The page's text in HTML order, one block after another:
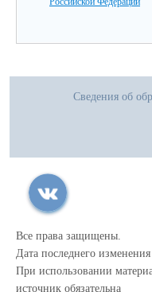
Сведения об
Все права защищены.
Дата последнего
При использовании
источник обязательна